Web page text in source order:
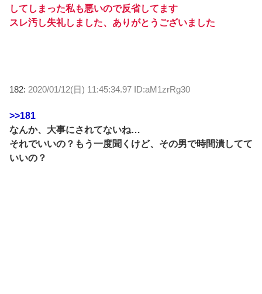
してしまった私も悪いので反省してます
スレ汚し失礼しました、ありがとうございました
182: 2020/01/12(日) 11:45:34.97 ID:aM1zrRg30
>>181
なんか、大事にされてないね…
それでいいの？もう一度聞くけど、その男で時間潰してて
いいの？